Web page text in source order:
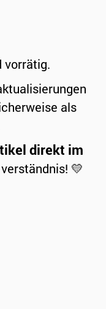
vorrätig.
als
direkt im
💛